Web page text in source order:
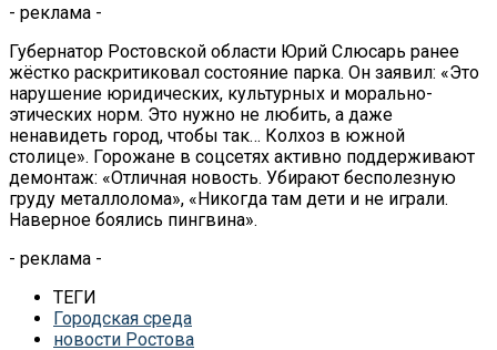
- реклама -
Губернатор Ростовской области Юрий Слюсарь ранее
жёстко раскритиковал состояние парка. Он заявил: «Это
нарушение юридических, культурных и морально-
этических норм. Это нужно не любить, а даже
ненавидеть город, чтобы так… Колхоз в южной
столице». Горожане в соцсетях активно поддерживают
демонтаж: «Отличная новость. Убирают бесполезную
груду металлолома», «Никогда там дети и не играли.
Наверное боялись пингвина».
- реклама -
ТЕГИ
Городская среда
новости Ростова